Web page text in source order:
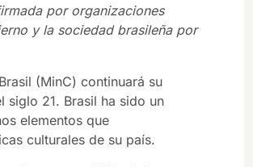
por organizaciones
y la sociedad brasileña por
(MinC) continuará su
siglo 21. Brasil ha sido un
elementos que
culturales de su país.